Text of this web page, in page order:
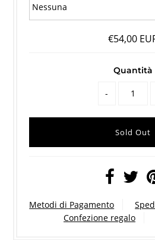
€54,00
Quantità
-
Metodi di Pagamento
Confezione regalo